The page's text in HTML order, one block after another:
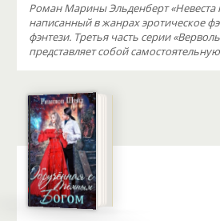
Роман Марины Эльденберт «Невеста
написанный в жанрах эротическое
фэнтези. Третья часть серии
представляет собой